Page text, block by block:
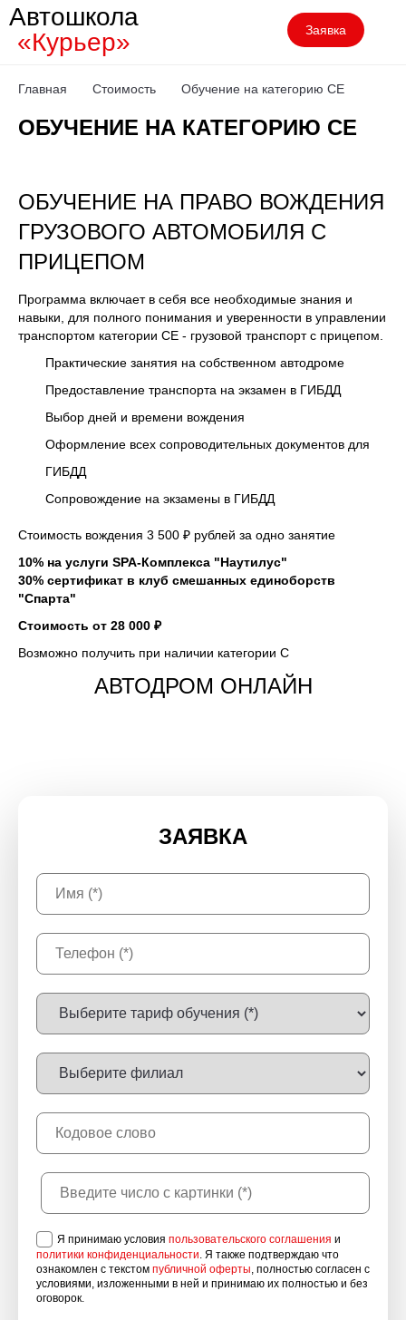
Автошкола
«Курьер»
Заявка
Главная Стоимость Обучение на категорию CE
ОБУЧЕНИЕ НА КАТЕГОРИЮ CE
ОБУЧЕНИЕ НА ПРАВО ВОЖДЕНИЯ
ГРУЗОВОГО АВТОМОБИЛЯ С
ПРИЦЕПОМ
Программа включает в себя все необходимые знания и
навыки, для полного понимания и уверенности в управлении
транспортом категории СE - грузовой транспорт с прицепом.
Практические занятия на собственном автодроме
Предоставление транспорта на экзамен в ГИБДД
Выбор дней и времени вождения
Оформление всех сопроводительных документов для
ГИБДД
Сопровождение на экзамены в ГИБДД
Стоимость вождения 3 500 ₽ рублей за одно занятие
10% на услуги SPA-Комплекса "Наутилус"
30% сертификат в клуб смешанных единоборств
"Спарта"
Стоимость от 28 000 ₽
Возможно получить при наличии категории С
АВТОДРОМ ОНЛАЙН
ЗАЯВКА
Я принимаю условия пользовательского соглашения и
политики конфиденциальности. Я также подтверждаю что
ознакомлен с текстом публичной оферты, полностью согласен с
условиями, изложенными в ней и принимаю их полностью и без
оговорок.